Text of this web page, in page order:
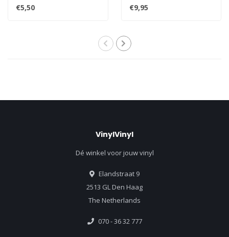
€5,50 €9,95
VinylVinyl
Dé winkel voor jouw vinyl
Elandstraat 9
2513 GL Den Haag
The Netherlands
070 - 36 32 777